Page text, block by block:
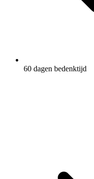
60 dagen bedenktijd